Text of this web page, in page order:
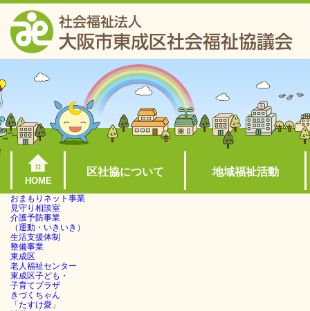
HOME
区社協について 地域福祉活動
おまもりネット事業
見守り相談室
介護予防事業
（運動・いきいき）
生活支援体制
整備事業
東成区
老人福祉センター
東成区子ども・
子育てプラザ
きづくちゃん
「たすけ愛」